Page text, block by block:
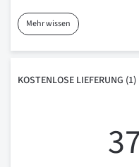
Mehr wissen
KOSTENLOSE LIEFERUNG (1)